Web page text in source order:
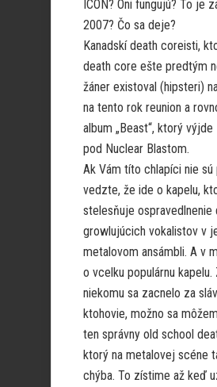
ICON? Oni fungujú? To je
2007? Čo sa deje?
Kanadskí death coreisti,
death core ešte predtým
žáner existoval (hipsteri)
na tento rok reunion a
album „Beast“, ktorý
pod Nuclear Blastom.
Ak Vám títo chlapíci nie sú
vedzte, že ide o kapelu,
stelesňuje ospravedlnenie
growlujúcich vokalistov v
metalovom ansámbli. A v
o vcelku populárnu kapelu.
niekomu sa zacnelo za
ktohovie, možno sa
ten správny old school
ktorý na metalovej scéne
chýba. To zístime až keď